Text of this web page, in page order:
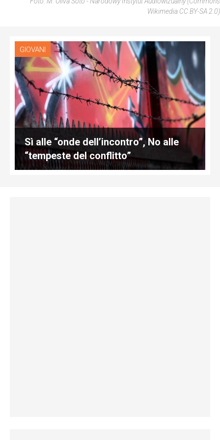
Wikimedia CC BY-SA 2.0)
GIOVANI
Sì alle “onde dell’incontro”, No alle
“tempeste del conflitto”